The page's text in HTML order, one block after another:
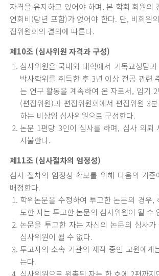
자격을 유지하고 있어야 하며, 본 학회 회원의
연회비(당년 포함)가 없어야 한다. 단, 비회원
집위원회의 결의에 따른다.
제10조 (심사위원 자격과 구성)
심사위원은 국내외 대학에서 기독교상담
박사학위를 취득한 후 3년 이상 전공 관련
는 연구 활동을 계속하여 온 자로서, 임기
(편집위원)과 편집위원회에서 편집위원 3
하는 비상임 심사위원으로 구성한다.
논문 1편당 3인이 심사를 하며, 심사 의뢰
지불한다.
제11조 (심사절차의 엄정성)
심사 절차의 엄정성 확보를 위해 다음의 기준
배정한다.
학위논문을 수정하여 투고한 논문의 경우,
도한 자는 투고한 논문의 심사위원이 될 수
논문을 투고한 자는 자신의 논문의 심사가
심사위원이 될 수 없다.
투고자의 소속 기관의 재직 중인 교원에게
는다.
심사위원으로 위촉된 자는 한 호에 2편까지